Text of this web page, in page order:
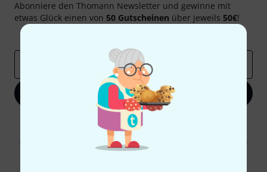
Abonniere den Thomann Newsletter und gewinne mit
etwas Glück einen von 50 Gutscheinen über jeweils 50€!
Thomann Insights
Jetzt anmelden
Mit Klick auf „Jetzt anmelden“ stimmen Sie dem Erhalt von E-Mail-
Werbung und einer Messung des E-Mail-Nutzungsverhaltens zu. Die
Abmeldung ist jederzeit möglich. Weitere Informationen finden Sie in
unserenDatenschutzhinweisen